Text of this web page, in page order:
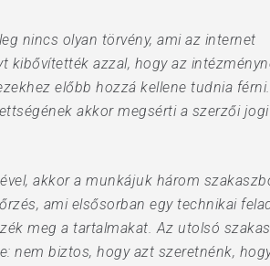
nincs olyan törvény, ami az internet
kibővítették azzal, hogy az
előbb hozzá kellene tudnia
akkor megsérti a szerzői
akkor a munkájuk három
ami elsősorban egy technikai
meg a tartalmakat. Az utolsó
nem biztos, hogy azt szeretnénk,